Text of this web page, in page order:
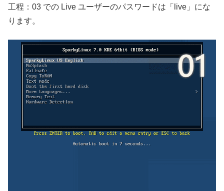
工程：03 での Live ユーザーのパスワードは「live」にな
ります。